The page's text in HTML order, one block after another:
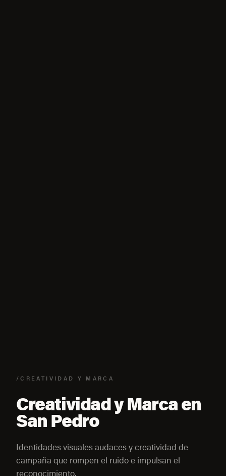
/CREATIVIDAD Y MARCA
Creatividad y Marca en
San Pedro
Identidades visuales audaces y creatividad de
campaña que rompen el ruido e impulsan el
reconocimiento.